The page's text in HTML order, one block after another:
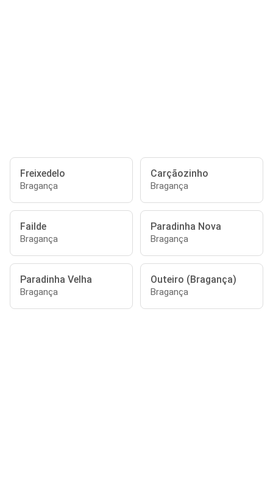
Freixedelo
Bragança
Carçãozinho
Bragança
Failde
Bragança
Paradinha Nova
Bragança
Paradinha Velha
Bragança
Outeiro (Bragança)
Bragança